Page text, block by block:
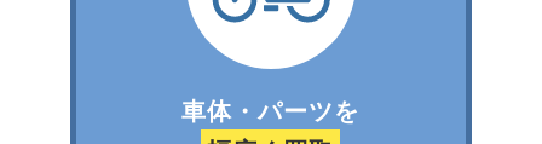
車体・パーツを